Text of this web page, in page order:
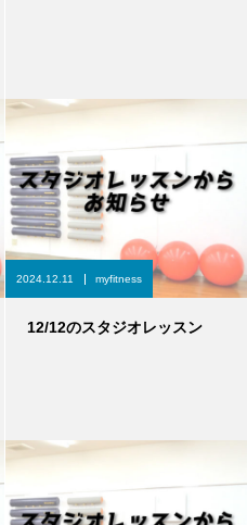
2024.12.11 myfitness
12/12のスタジオレッスン